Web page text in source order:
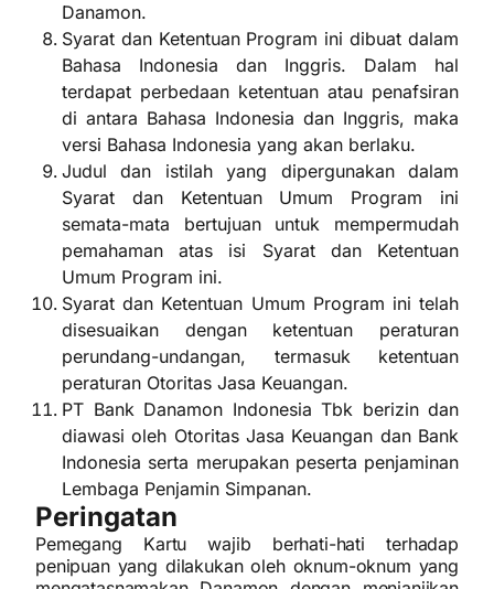
Danamon.
Syarat dan Ketentuan Program ini dibuat dalam
Bahasa Indonesia dan Inggris. Dalam hal
terdapat perbedaan ketentuan atau penafsiran
di antara Bahasa Indonesia dan Inggris, maka
versi Bahasa Indonesia yang akan berlaku.
Judul dan istilah yang dipergunakan dalam
Syarat dan Ketentuan Umum Program ini
semata-mata bertujuan untuk mempermudah
pemahaman atas isi Syarat dan Ketentuan
Umum Program ini.
Syarat dan Ketentuan Umum Program ini telah
disesuaikan dengan ketentuan peraturan
perundang-undangan, termasuk ketentuan
peraturan Otoritas Jasa Keuangan.
PT Bank Danamon Indonesia Tbk berizin dan
diawasi oleh Otoritas Jasa Keuangan dan Bank
Indonesia serta merupakan peserta penjaminan
Lembaga Penjamin Simpanan.
Peringatan
Pemegang Kartu wajib berhati-hati terhadap
penipuan yang dilakukan oleh oknum-oknum yang